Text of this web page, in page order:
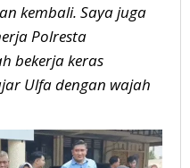
kembali. Saya juga
Polresta
bekerja keras
Ulfa dengan wajah